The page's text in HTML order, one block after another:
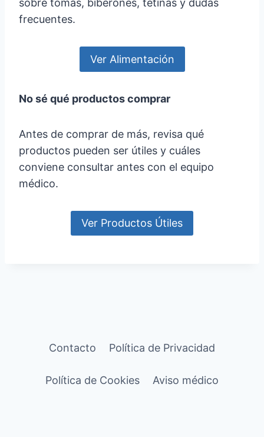
sobre tomas, biberones, tetinas y dudas
frecuentes.
Ver Alimentación
No sé qué productos comprar
Antes de comprar de más, revisa qué
productos pueden ser útiles y cuáles
conviene consultar antes con el equipo
médico.
Ver Productos Útiles
Contacto Política de Privacidad
Política de Cookies Aviso médico